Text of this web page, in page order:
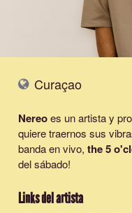
Curaçao
Nereoes un artista y
quiere traernos sus
banda en vivo, the 5
del sábado!
Links del artista